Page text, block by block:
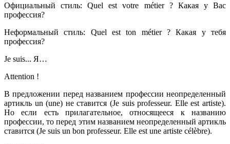
Официальный стиль: Quel est votre métier ? Какая у Вас
профессия?
Неформальный стиль: Quel est ton métier ? Какая у тебя
профессия?
Je suis... Я…
Attention !
В предложении перед названием профессии неопределенный
ар­тикль un (unе) не ставится (Je suis professeur. Elle est artiste).
Ho если есть прилагательное, относящееся к названию
профессии, то перед этим названием неопределенный артикль
ставится (Je suis un bon pro­fesseur. Elle est une artiste célèbre).